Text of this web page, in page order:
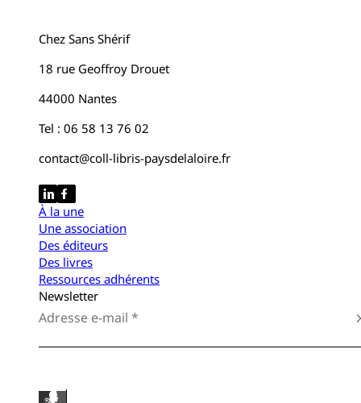
Chez Sans Shérif
18 rue Geoffroy Drouet
44000 Nantes
Tel : 06 58 13 76 02
contact@coll-libris-paysdelaloire.fr
À la une
Une association
Des éditeurs
Des livres
Ressources adhérents
Newsletter